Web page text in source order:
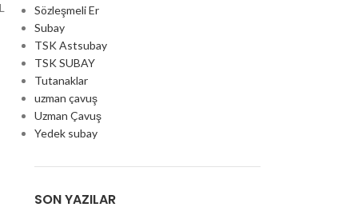
Sözleşmeli Er
Subay
TSK Astsubay
TSK SUBAY
Tutanaklar
uzman çavuş
Uzman Çavuş
Yedek subay
SON YAZILAR